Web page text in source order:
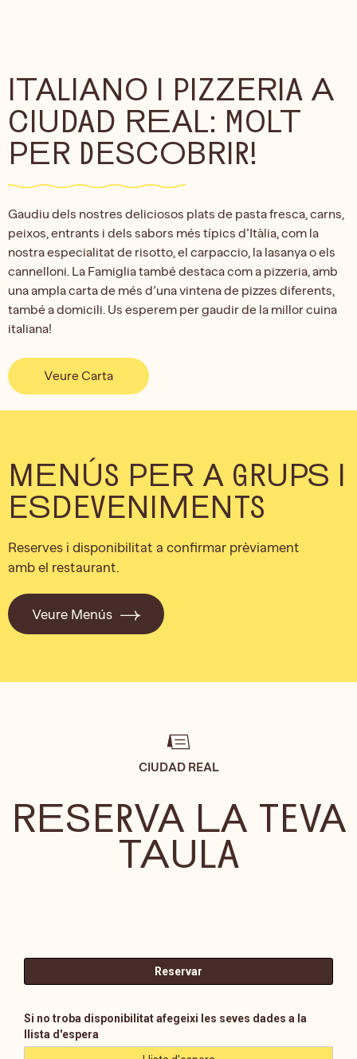
ITALIANO I PIZZERIA A
CIUDAD REAL: MOLT
PER DESCOBRIR!
Gaudiu dels nostres deliciosos plats de pasta fresca, carns,
peixos, entrants i dels sabors més típics d’Itàlia, com la
nostra especialitat de risotto, el carpaccio, la lasanya o els
cannelloni. La Famiglia també destaca com a pizzeria, amb
una ampla carta de més d’una vintena de pizzes diferents,
també a domicili. Us esperem per gaudir de la millor cuina
italiana!
Veure Carta
MENÚS PER A GRUPS I
ESDEVENIMENTS
Reserves i disponibilitat a confirmar prèviament
amb el restaurant.
Veure Menús
CIUDAD REAL
RESERVA LA TEVA
TAULA